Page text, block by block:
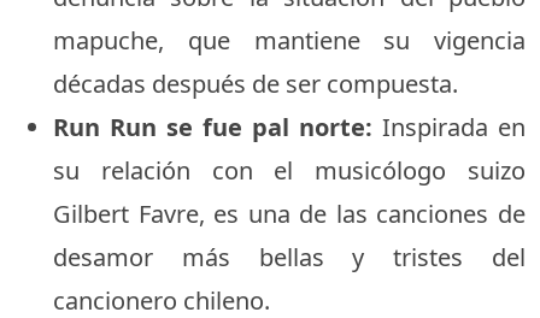
mapuche, que mantiene su vigencia
décadas después de ser compuesta.
Run Run se fue pal norte: Inspirada en
su relación con el musicólogo suizo
Gilbert Favre, es una de las canciones de
desamor más bellas y tristes del
cancionero chileno.